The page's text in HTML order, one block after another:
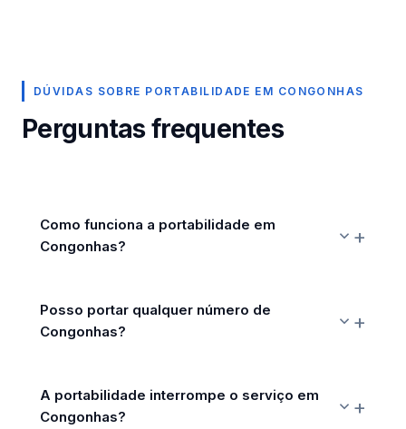
DÚVIDAS SOBRE PORTABILIDADE EM CONGONHAS
Perguntas frequentes
Como funciona a portabilidade em
Congonhas?
Posso portar qualquer número de
Congonhas?
A portabilidade interrompe o serviço em
Congonhas?